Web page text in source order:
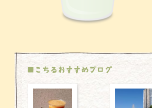
■こちるおすすめブログ